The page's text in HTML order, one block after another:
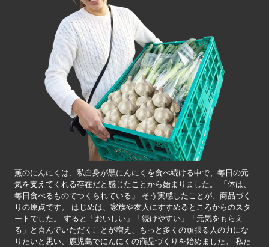
薫のにんにくは、私自身が黒にんにくを食べ続ける中で、毎日の元
気を支えてくれる存在だと感じたことから始まりました。 「体は、
毎日食べるものでつくられている」 そう実感したことが、商品づく
りの原点です。 はじめは、家族や友人にすすめるところからのスタ
ートでした。 すると「おいしい」「続けやすい」「元気をもらえ
る」と喜んでいただくことが増え、もっと多くの頑張る人の力にな
りたいと思い、鹿児島でにんにくの商品づくりを始めました。 私た